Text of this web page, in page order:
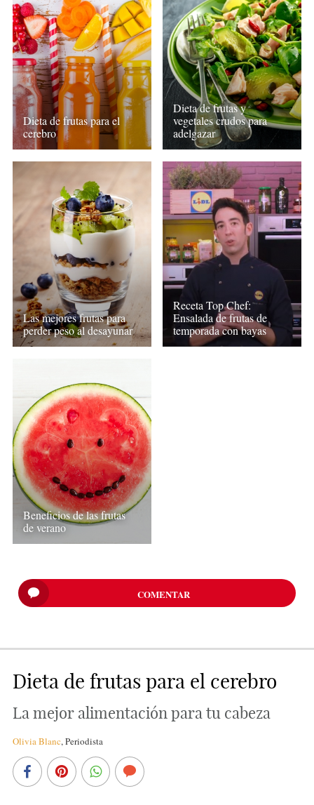
Dieta de frutas para el
cerebro
Dieta de frutas y
vegetales crudos para
adelgazar
Las mejores frutas para
perder peso al desayunar
Receta Top Chef:
Ensalada de frutas de
temporada con bayas
Beneficios de las frutas
de verano
COMENTAR
Dieta de frutas para el cerebro
La mejor alimentación para tu cabeza
Olivia Blanc, Periodista